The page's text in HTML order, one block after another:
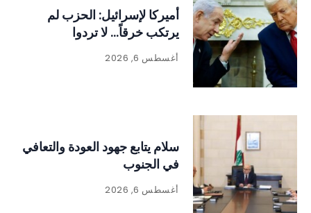
أميركا لإسرائيل: الحزب لم
يرتكب خرقاً… لا تردوا
أغسطس 6, 2026
سلام يتابع جهود العودة والتعافي
في الجنوب
أغسطس 6, 2026